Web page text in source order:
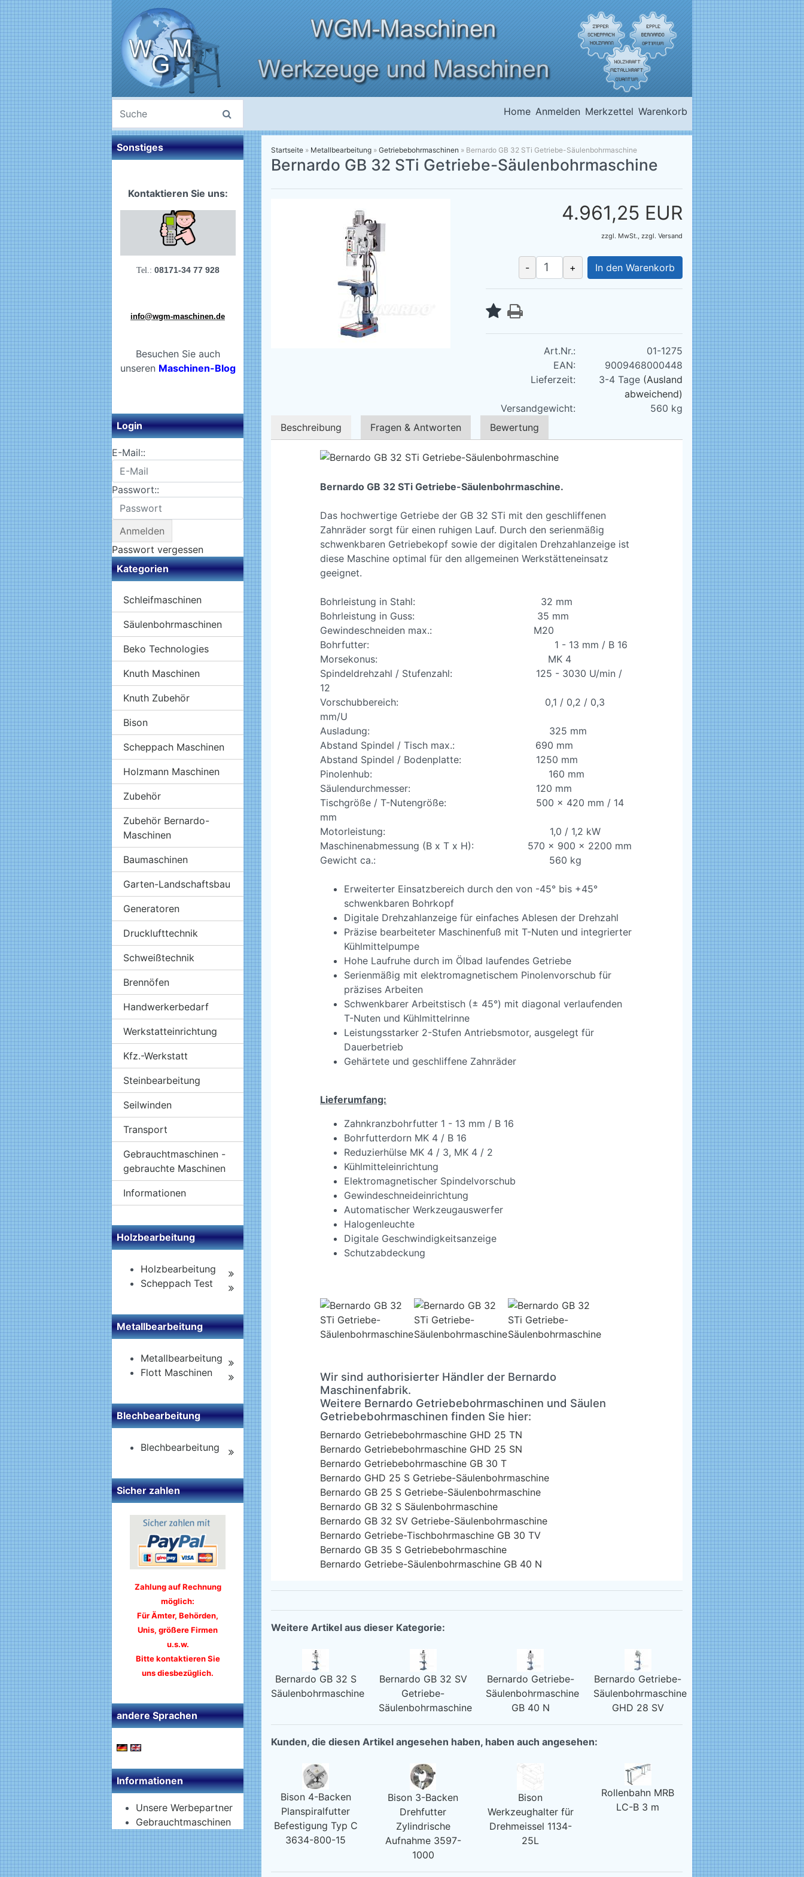
Home Anmelden Merkzettel Warenkorb
Sonstiges
Kontaktieren Sie uns:
Tel.: 08171-34 77 928
info@wgm-maschinen.de
Besuchen Sie auch
unseren Maschinen-Blog
Login
E-Mail::
Passwort::
Passwort vergessen
Kategorien
Schleifmaschinen
Säulenbohrmaschinen
Beko Technologies
Knuth Maschinen
Knuth Zubehör
Bison
Scheppach Maschinen
Holzmann Maschinen
Zubehör
Zubehör Bernardo-
Maschinen
Baumaschinen
Garten-Landschaftsbau
Generatoren
Drucklufttechnik
Schweißtechnik
Brennöfen
Handwerkerbedarf
Werkstatteinrichtung
Kfz.-Werkstatt
Steinbearbeitung
Seilwinden
Transport
Gebrauchtmaschinen -
gebrauchte Maschinen
Informationen
Holzbearbeitung
Holzbearbeitung
Scheppach Test
Metallbearbeitung
Metallbearbeitung
Flott Maschinen
Blechbearbeitung
Blechbearbeitung
Sicher zahlen
Zahlung auf Rechnung
möglich:
Für Ämter, Behörden,
Unis, größere Firmen
u.s.w.
Bitte kontaktieren Sie
uns diesbezüglich.
andere Sprachen
Informationen
Unsere Werbepartner
Gebrauchtmaschinen
Startseite » Metallbearbeitung » Getriebebohrmaschinen » Bernardo GB 32 STi Getriebe-Säulenbohrmaschine
Bernardo GB 32 STi Getriebe-Säulenbohrmaschine
4.961,25 EUR
zzgl. MwSt., zzgl. Versand
- + In den Warenkorb
Art.Nr.:
01-1275
EAN:
9009468000448
Lieferzeit:
3-4 Tage (Ausland
abweichend)
Versandgewicht:
560 kg
Beschreibung
Fragen & Antworten Bewertung
Bernardo GB 32 STi Getriebe-Säulenbohrmaschine.
Das hochwertige Getriebe der GB 32 STi mit den geschliffenen
Zahnräder sorgt für einen ruhigen Lauf. Durch den serienmäßig
schwenkbaren Getriebekopf sowie der digitalen Drehzahlanzeige ist
diese Maschine optimal für den allgemeinen Werkstätteneinsatz
geeignet.
Bohrleistung in Stahl: 32 mm
Bohrleistung in Guss: 35 mm
Gewindeschneiden max.: M20
Bohrfutter: 1 - 13 mm / B 16
Morsekonus: MK 4
Spindeldrehzahl / Stufenzahl: 125 - 3030 U/min /
12
Vorschubbereich: 0,1 / 0,2 / 0,3
mm/U
Ausladung: 325 mm
Abstand Spindel / Tisch max.: 690 mm
Abstand Spindel / Bodenplatte: 1250 mm
Pinolenhub: 160 mm
Säulendurchmesser: 120 mm
Tischgröße / T-Nutengröße: 500 x 420 mm / 14
mm
Motorleistung: 1,0 / 1,2 kW
Maschinenabmessung (B x T x H): 570 x 900 x 2200 mm
Gewicht ca.: 560 kg
Erweiterter Einsatzbereich durch den von -45° bis +45°
schwenkbaren Bohrkopf
Digitale Drehzahlanzeige für einfaches Ablesen der Drehzahl
Präzise bearbeiteter Maschinenfuß mit T-Nuten und integrierter
Kühlmittelpumpe
Hohe Laufruhe durch im Ölbad laufendes Getriebe
Serienmäßig mit elektromagnetischem Pinolenvorschub für
präzises Arbeiten
Schwenkbarer Arbeitstisch (± 45°) mit diagonal verlaufenden
T-Nuten und Kühlmittelrinne
Leistungsstarker 2-Stufen Antriebsmotor, ausgelegt für
Dauerbetrieb
Gehärtete und geschliffene Zahnräder
Lieferumfang:
Zahnkranzbohrfutter 1 - 13 mm / B 16
Bohrfutterdorn MK 4 / B 16
Reduzierhülse MK 4 / 3, MK 4 / 2
Kühlmitteleinrichtung
Elektromagnetischer Spindelvorschub
Gewindeschneideinrichtung
Automatischer Werkzeugauswerfer
Halogenleuchte
Digitale Geschwindigkeitsanzeige
Schutzabdeckung
Wir sind authorisierter Händler der Bernardo
Maschinenfabrik.
Weitere Bernardo Getriebebohrmaschinen und Säulen
Getriebebohrmaschinen finden Sie hier:
Bernardo Getriebebohrmaschine GHD 25 TN
Bernardo Getriebebohrmaschine GHD 25 SN
Bernardo Getriebebohrmaschine GB 30 T
Bernardo GHD 25 S Getriebe-Säulenbohrmaschine
Bernardo GB 25 S Getriebe-Säulenbohrmaschine
Bernardo GB 32 S Säulenbohrmaschine
Bernardo GB 32 SV Getriebe-Säulenbohrmaschine
Bernardo Getriebe-Tischbohrmaschine GB 30 TV
Bernardo GB 35 S Getriebebohrmaschine
Bernardo Getriebe-Säulenbohrmaschine GB 40 N
Weitere Artikel aus dieser Kategorie:
Bernardo GB 32 S
Säulenbohrmaschine
Bernardo GB 32 SV
Getriebe-
Säulenbohrmaschine
Bernardo Getriebe-
Säulenbohrmaschine
GB 40 N
Bernardo Getriebe-
Säulenbohrmaschine
GHD 28 SV
Kunden, die diesen Artikel angesehen haben, haben auch angesehen:
Bison 4-Backen
Planspiralfutter
Befestigung Typ C
3634-800-15
Bison 3-Backen
Drehfutter
Zylindrische
Aufnahme 3597-
1000
Bison
Werkzeughalter für
Drehmeissel 1134-
25L
Rollenbahn MRB
LC-B 3 m